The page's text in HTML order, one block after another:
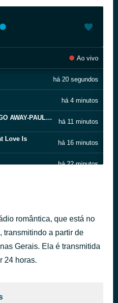
Ao vivo
há 20 segundos
há 4 minutos
48-EVRYTIME YOU GO AWAY-PAUL YOUNG
há 11 minutos
Love Is
há 16 minutos
há 22 minutos
Bon Jovi
há 40 minutos
romântica, que está no
transmitindo a partir de
Gerais. Ela é transmitida
24 horas.